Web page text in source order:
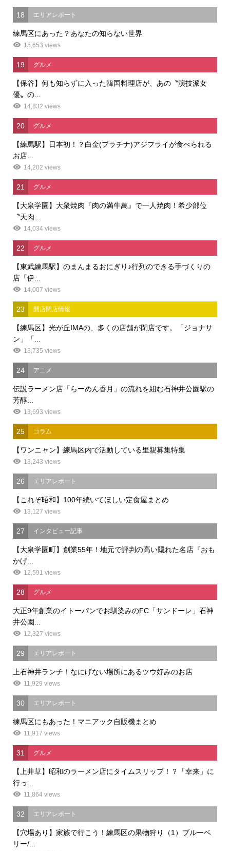
18 エリアレポート
練馬区にあった？あなたの知らない世界
15,653 views
19 グルメ
【保谷】何も知らずに入った韓国料理店が、あの〝演技派女
優〟の...
14,832 views
20 グルメ
【練馬駅】日本初！？白金(プラチナ)アジフライが食べられる
お店...
14,202 views
21 グルメ
【大泉学園】大衆焼肉『肉の満牛萬』で一人焼肉！希少部位
〝天肉...
14,034 views
22 グルメ
【東武練馬駅】のまんまるおにぎり♪行列のできる手づくりの
店「伊...
14,007 views
23 開店閉店情報
【練馬区】光が丘IMAの、多くの店舗が閉店です。「ジョナサ
ン」「...
13,735 views
24 アニメ
伝説ラーメン店「らーめん香月」の流れを組む石神井公園駅の
芳醇...
13,693 views
25 コラム
【ワンニャン】練馬区内で活動している里親募集特集
13,243 views
26 エリアレポート
【これぞ昭和】100年続いてほしい定食屋まとめ
13,127 views
27 インタビュー記事
【大泉学園町】創業55年！地元で評判の高い隠れた名店『おも
かげ...
12,591 views
28 グルメ
大正9年創業のイトーパンでお馴染みのFC「サンドーレ」石神
井公園...
12,327 views
29 エリアレポート
上石神井ランチ！なにげない場所にあるツウ好みのお店
11,929 views
30 エリアレポート
練馬区にもあった！マニアック自販機まとめ
11,917 views
31 グルメ
【上井草】昭和のラーメン店にタイムスリップ！？「幸来」に
行っ...
11,864 views
32 エリアレポート
【穴場あり】家族で行こう！練馬区の果物狩り（1）ブルーベ
リー/...